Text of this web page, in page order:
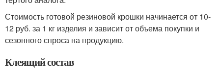
Стоимость готовой резиновой крошки начинается от 10-
12 руб. за 1 кг изделия и зависит от объема покупки и
сезонного спроса на продукцию.
Клеящий состав